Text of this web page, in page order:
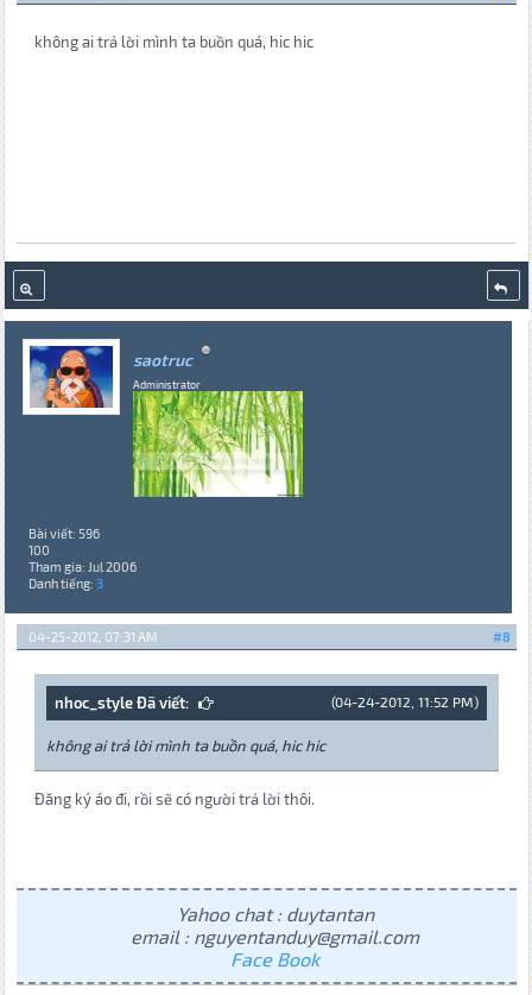
không ai trả lời mình ta buồn quá, hic hic
saotruc
Administrator
Bài viết: 596
100
Tham gia: Jul 2006
Danh tiếng: 3
#8
04-25-2012, 07:31 AM
(04-24-2012, 11:52 PM)
nhoc_style Đã viết:
không ai trả lời mình ta buồn quá, hic hic
Đăng ký áo đi, rồi sẽ có người trả lời thôi.
Yahoo chat : duytantan
email : nguyentanduy@gmail.com
Face Book